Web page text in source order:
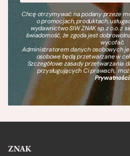
Chcę otrzymywać na podany przeze
o promocjach, produktach,
wydawnictwo SIW ZNAK sp. z o.o. z
świadomość, że zgoda jest
wycofać.
Administratorem danych osobowych
osobowe będą przetwarzane w
Szczegółowe zasady przetwarzania
przysługujących Ci prawach,
Prywatności.
ZNAK